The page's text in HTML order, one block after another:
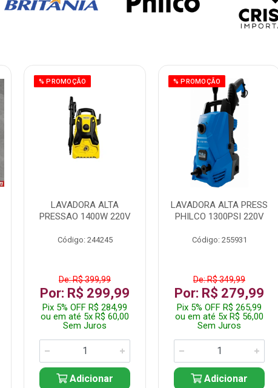
% PROMOÇÃO
LAVADORA ALTA
PRESSAO 1400W 220V
Código: 244245
De: R$ 399,99
Por: R$ 299,99
Pix 5% OFF R$ 284,99
ou em até 5x R$ 60,00
Sem Juros
Adicionar
% PROMOÇÃO
LAVADORA ALTA PRESS
PHILCO 1300PSI 220V
Código: 255931
De: R$ 349,99
Por: R$ 279,99
Pix 5% OFF R$ 265,99
ou em até 5x R$ 56,00
Sem Juros
Adicionar